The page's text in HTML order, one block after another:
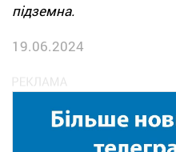
підземна.
19.06.2024